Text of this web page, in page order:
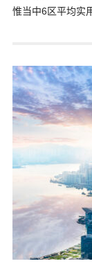
惟当中6区平均实